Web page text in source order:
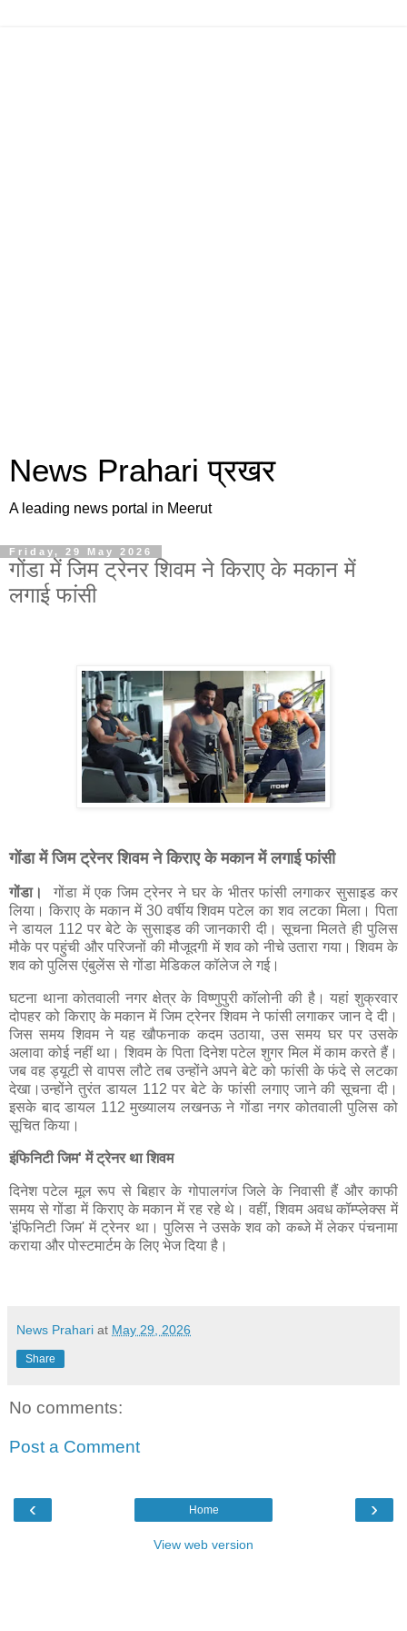
News Prahari प्रखर
A leading news portal in Meerut
Friday, 29 May 2026
गोंडा में जिम ट्रेनर शिवम ने किराए के मकान में
लगाई फांसी
गोंडा में जिम ट्रेनर शिवम ने किराए के मकान में लगाई फांसी
गोंडा। गोंडा में एक जिम ट्रेनर ने घर के भीतर फांसी लगाकर सुसाइड कर
लिया। किराए के मकान में 30 वर्षीय शिवम पटेल का शव लटका मिला। पिता
ने डायल 112 पर बेटे के सुसाइड की जानकारी दी। सूचना मिलते ही पुलिस
मौके पर पहुंची और परिजनों की मौजूदगी में शव को नीचे उतारा गया। शिवम के
शव को पुलिस एंबुलेंस से गोंडा मेडिकल कॉलेज ले गई।
घटना थाना कोतवाली नगर क्षेत्र के विष्णुपुरी कॉलोनी की है। यहां शुक्रवार
दोपहर को किराए के मकान में जिम ट्रेनर शिवम ने फांसी लगाकर जान दे दी।
जिस समय शिवम ने यह खौफनाक कदम उठाया, उस समय घर पर उसके
अलावा कोई नहीं था। शिवम के पिता दिनेश पटेल शुगर मिल में काम करते हैं।
जब वह ड्यूटी से वापस लौटे तब उन्होंने अपने बेटे को फांसी के फंदे से लटका
देखा।उन्होंने तुरंत डायल 112 पर बेटे के फांसी लगाए जाने की सूचना दी।
इसके बाद डायल 112 मुख्यालय लखनऊ ने गोंडा नगर कोतवाली पुलिस को
सूचित किया।
इंफिनिटी जिम' में ट्रेनर था शिवम
दिनेश पटेल मूल रूप से बिहार के गोपालगंज जिले के निवासी हैं और काफी
समय से गोंडा में किराए के मकान में रह रहे थे। वहीं, शिवम अवध कॉम्प्लेक्स में
'इंफिनिटी जिम' में ट्रेनर था। पुलिस ने उसके शव को कब्जे में लेकर पंचनामा
कराया और पोस्टमार्टम के लिए भेज दिया है।
News Prahari at May 29, 2026
Share
No comments:
Post a Comment
‹ ›
Home
View web version